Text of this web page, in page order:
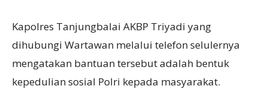
Kapolres Tanjungbalai AKBP Triyadi yang
dihubungi Wartawan melalui telefon selulernya
mengatakan bantuan tersebut adalah bentuk
kepedulian sosial Polri kepada masyarakat.